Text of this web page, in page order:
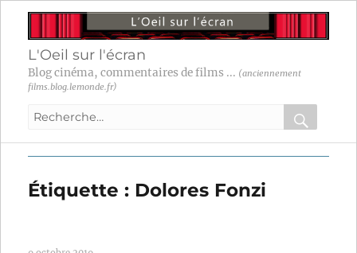
L'Oeil sur l'écran
Blog cinéma, commentaires de films ... (anciennement
films.blog.lemonde.fr)
Recherche
:
OK
Étiquette : Dolores Fonzi